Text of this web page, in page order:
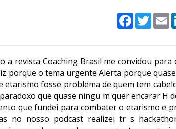
Facebook
Twitter
revista Coaching Brasil me convidou para
porque o tema urgente Alerta porque
fosse problema de quem tem
que quase ningu m quer encarar H
que fundei para combater o etarismo e
no nosso podcast realizei tr s